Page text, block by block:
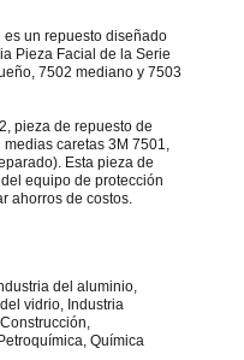
un repuesto diseñado
Pieza Facial de la Serie
7502 mediano y 7503
pieza de repuesto de
caretas 3M 7501,
Esta pieza de
equipo de protección
ahorros de costos.
del aluminio,
vidrio, Industria
Química